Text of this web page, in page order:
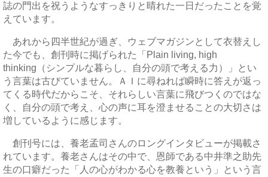
誌の門出を祝うようなすっきりと晴れた一日だったことを覚
えています。
あれから四半世紀が過ぎ、ウェブマガジンとして衣替えし
た今でも、創刊時に掲げられた「Plain living, high
thinking（シンプルな暮らし、自分の頭で考える力）」とい
う言葉は古びていません。ＡＩに尋ねれば瞬時に答えが返っ
てくる時代だからこそ、それらしい言葉に飛びつくのではな
く、自分の頭で考え、心の声に耳を澄ませることの大切さは
増しているように感じます。
創刊号には、養老孟司さんのロングインタビューが掲載さ
れています。養老さんはその中で、恩師である中井準之助先
生の口癖だった「人の心がわかる心を教養という」という言